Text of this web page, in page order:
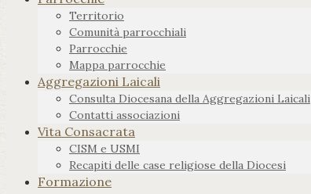
Territorio
Comunità parrocchiali
Parrocchie
Mappa parrocchie
Aggregazioni Laicali
Consulta Diocesana della Aggregazioni Laicali
Contatti associazioni
Vita Consacrata
CISM e USMI
Recapiti delle case religiose della Diocesi
Formazione